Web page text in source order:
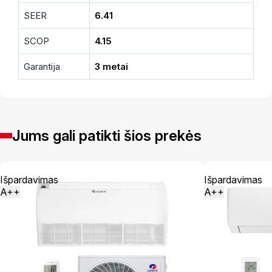
SEER 6.41
SCOP 4.15
Garantija 3 metai
Jums gali patikti šios prekės
Išpardavimas
A++
Išpardavimas
A++